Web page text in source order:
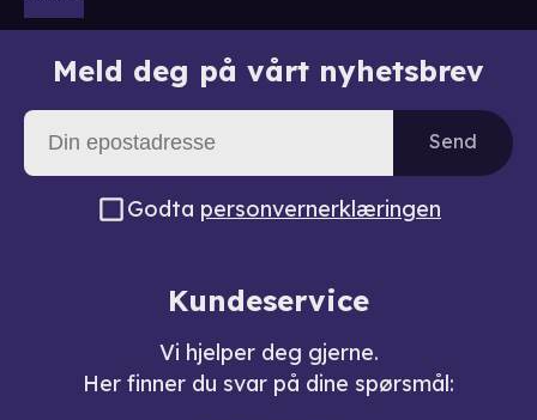
Meld deg på vårt nyhetsbrev
Send
Godta personvernerklæringen
Kundeservice
Vi hjelper deg gjerne.
Her finner du svar på dine spørsmål: